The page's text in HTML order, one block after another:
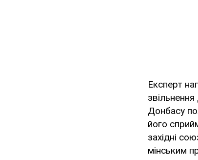
Експерт
Донбасу
його
західні
мінським